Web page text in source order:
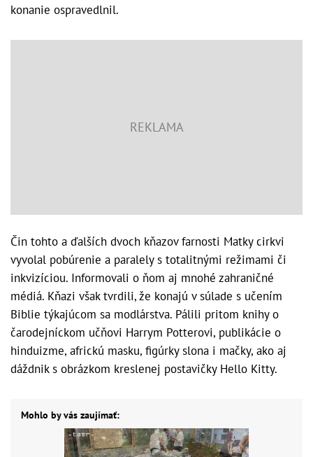
konanie ospravedlnil.
Čin tohto a ďalších dvoch kňazov farnosti Matky cirkvi
vyvolal pobúrenie a paralely s totalitnými režimami či
inkvizíciou. Informovali o ňom aj mnohé zahraničné
médiá. Kňazi však tvrdili, že konajú v súlade s učením
Biblie týkajúcom sa modlárstva. Pálili pritom knihy o
čarodejníckom učňovi Harrym Potterovi, publikácie o
hinduizme, africkú masku, figúrky slona i mačky, ako aj
dáždnik s obrázkom kreslenej postavičky Hello Kitty.
Mohlo by vás zaujímať: